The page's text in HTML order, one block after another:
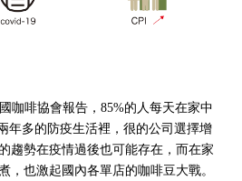
咖啡協會報告，85%的人每天在家中
多的防疫生活裡，很的公司選擇增
趨勢在疫情過後也可能存在，而在家
，也激起國內各單店的咖啡豆大戰。